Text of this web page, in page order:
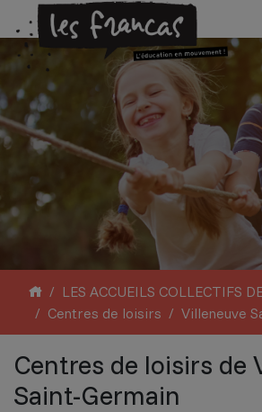
LES ACCUEILS COLLECTIFS
Centres de loisirs
Villeneuve
Centres de loisirs de
Saint-Germain